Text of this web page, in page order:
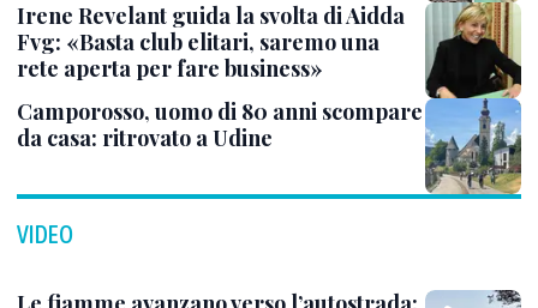
Irene Revelant guida la svolta di Aidda
Fvg: «Basta club elitari, saremo una
rete aperta per fare business»
Camporosso, uomo di 80 anni scompare
da casa: ritrovato a Udine
VIDEO